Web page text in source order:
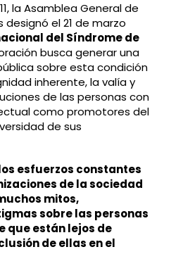
la Asamblea General de
designó el 21 de marzo
del Síndrome de
busca generar una
sobre esta condición
inherente, la valía y
de las personas con
como promotores del
de sus
esfuerzos constantes
de la sociedad
mitos,
sobre las personas
que están lejos de
de ellas en el